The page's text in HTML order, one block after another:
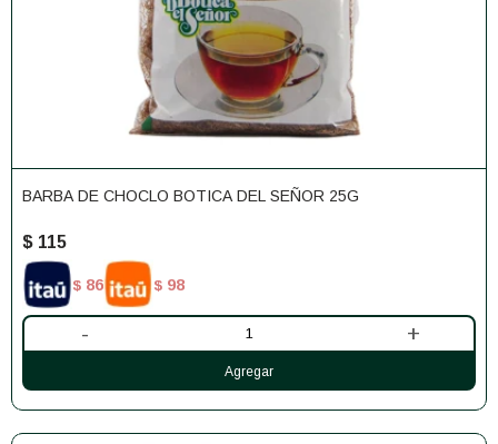
BARBA DE CHOCLO BOTICA DEL SEÑOR 25G
$ 115
$ 86 $ 98
- +